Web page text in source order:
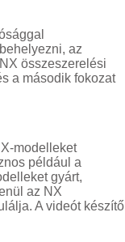
az
összeszerelési
a második fokozat
modelleket
például a
gyárt,
az NX
A videót készítő